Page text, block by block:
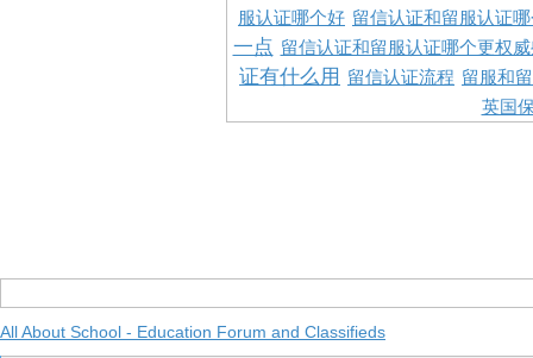
服认证哪个好 留信认证和留服认证
一点 留信认证和留服认证哪个更权
证有什么用 留信认证流程 留服和
英国
All About School - Education Forum and Classifieds